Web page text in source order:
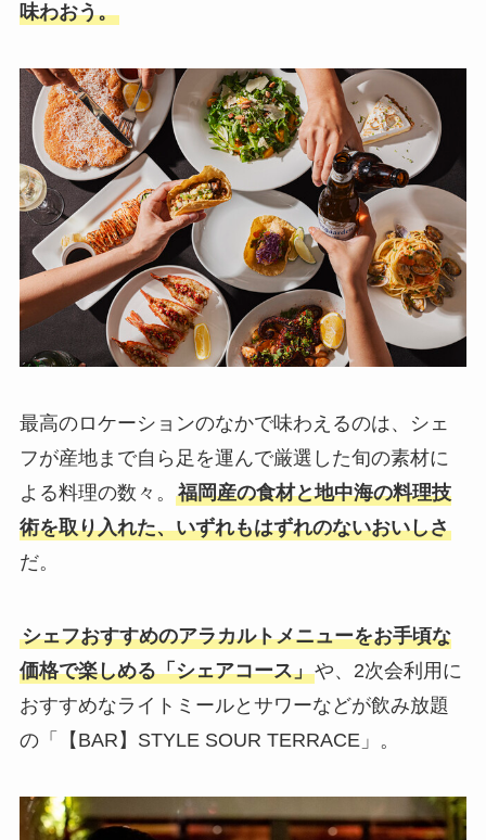
味わおう。
最高のロケーションのなかで味わえるのは、シェ
フが産地まで自ら足を運んで厳選した旬の素材に
よる料理の数々。 福岡産の食材と地中海の料理技
術を取り入れた、いずれもはずれのないおいしさ
だ。
シェフおすすめのアラカルトメニューをお手頃な
価格で楽しめる「シェアコース」や、2次会利用に
おすすめなライトミールとサワーなどが飲み放題
の「【BAR】STYLE SOUR TERRACE」。